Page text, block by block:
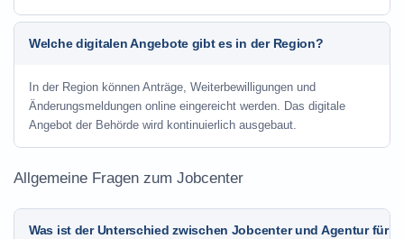
Welche digitalen Angebote gibt es in der Region?
In der Region können Anträge, Weiterbewilligungen und
Änderungsmeldungen online eingereicht werden. Das digitale
Angebot der Behörde wird kontinuierlich ausgebaut.
Allgemeine Fragen zum Jobcenter
Was ist der Unterschied zwischen Jobcenter und Agentur für